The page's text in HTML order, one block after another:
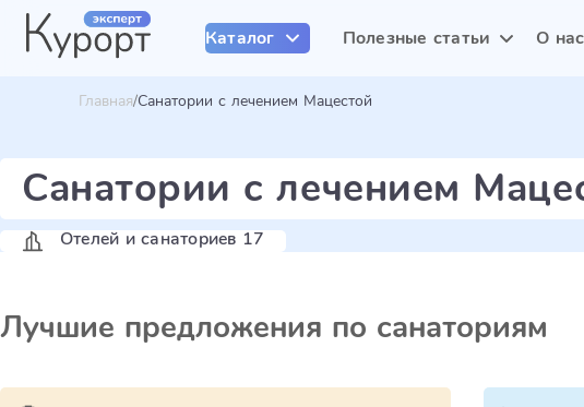
Каталог Полезные статьи О нас
Главная Санатории с лечением Мацестой
Санатории с лечением
Отелей и санаториев 17
Лучшие предложения по санаториям